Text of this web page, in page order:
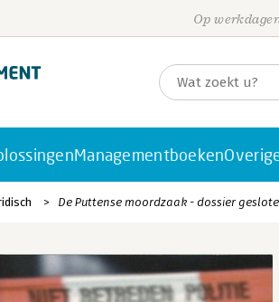
Op
Managementboeken
De Puttense moordzaak - dossier